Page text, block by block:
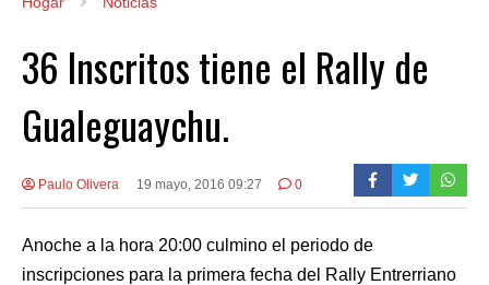
36 Inscritos tiene el Rally de
Gualeguaychu.
Paulo Olivera 19 mayo, 2016 09:27 0
Anoche a la hora 20:00 culmino el periodo de
inscripciones para la primera fecha del Rally Entrerriano